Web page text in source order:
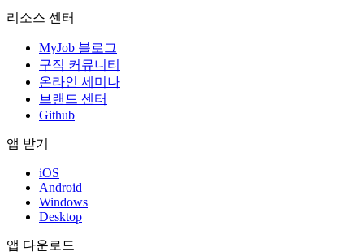
리소스 센터
MyJob 블로그
구직 커뮤니티
온라인 세미나
브랜드 센터
Github
앱 받기
iOS
Android
Windows
Desktop
앱 다운로드